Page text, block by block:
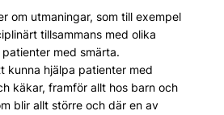
om utmaningar, som till exempel
tillsammans med olika
med smärta.
kunna hjälpa patienter med
käkar, framför allt hos barn och
blir allt större och där en av